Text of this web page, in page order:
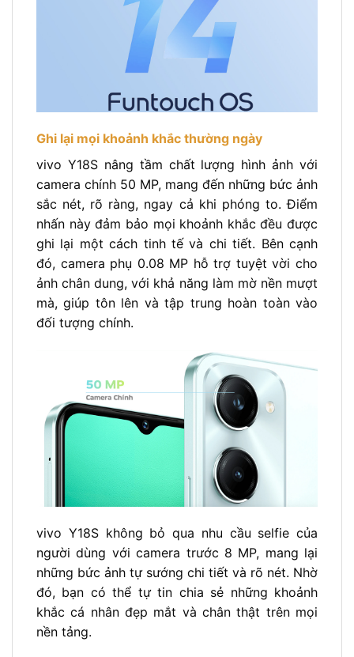
Ghi lại mọi khoảnh khắc thường ngày
vivo Y18S nâng tầm chất lượng hình ảnh với
camera chính 50 MP, mang đến những bức ảnh
sắc nét, rõ ràng, ngay cả khi phóng to. Điểm
nhấn này đảm bảo mọi khoảnh khắc đều được
ghi lại một cách tinh tế và chi tiết. Bên cạnh
đó, camera phụ 0.08 MP hỗ trợ tuyệt vời cho
ảnh chân dung, với khả năng làm mờ nền mượt
mà, giúp tôn lên và tập trung hoàn toàn vào
đối tượng chính.
vivo Y18S không bỏ qua nhu cầu selfie của
người dùng với camera trước 8 MP, mang lại
những bức ảnh tự sướng chi tiết và rõ nét. Nhờ
đó, bạn có thể tự tin chia sẻ những khoảnh
khắc cá nhân đẹp mắt và chân thật trên mọi
nền tảng.